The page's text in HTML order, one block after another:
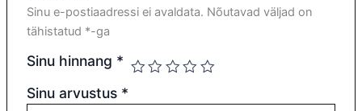
Sinu e-postiaadressi ei avaldata. Nõutavad väljad on
tähistatud *-ga
Sinu hinnang *
Sinu arvustus *